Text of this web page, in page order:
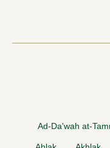
Ad-Da'wah at-